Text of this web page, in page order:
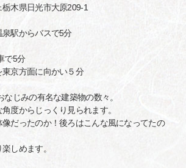
木県日光市大原209-1
泉駅からバスで5分
で5分
京方面に向かい５分
じみの有名な建築物の数々。
度からじっくり見られます。
だったのか！後ろはこんな風になってたの
しめます。